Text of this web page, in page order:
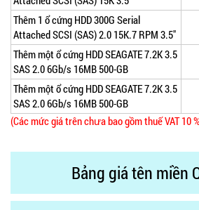
Thêm 1 ổ cứng HDD 300G Serial
Attached SCSI (SAS) 2.0 15K.7 RPM 3.5"
Thêm một ổ cứng HDD SEAGATE 7.2K 3.5
SAS 2.0 6Gb/s 16MB 500-GB
Thêm một ổ cứng HDD SEAGATE 7.2K 3.5
SAS 2.0 6Gb/s 16MB 500-GB
(Các mức giá trên chưa bao gồm thuế VAT 10
Bảng giá tên miền